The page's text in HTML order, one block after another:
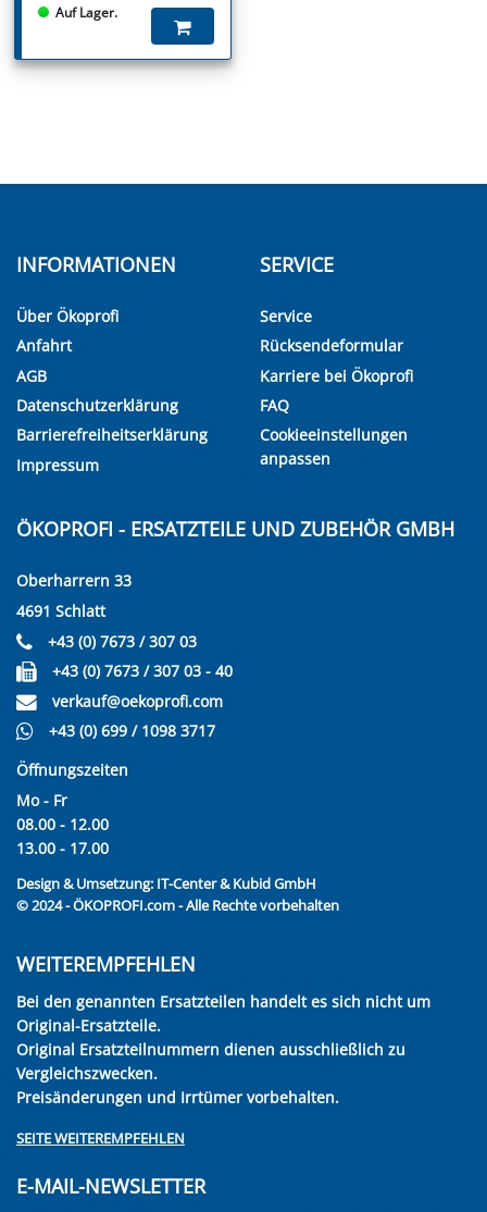
Auf Lager.
INFORMATIONEN
Über Ökoprofi
Anfahrt
AGB
Datenschutzerklärung
Barrierefreiheitserklärung
Impressum
SERVICE
Service
Rücksendeformular
Karriere bei Ökoprofi
FAQ
Cookieeinstellungen
anpassen
ÖKOPROFI - ERSATZTEILE UND ZUBEHÖR GMBH
Oberharrern 33
4691 Schlatt
+43 (0) 7673 / 307 03
+43 (0) 7673 / 307 03 - 40
verkauf@oekoprofi.com
+43 (0) 699 / 1098 3717
Öffnungszeiten
Mo - Fr
08.00 - 12.00
13.00 - 17.00
Design & Umsetzung: IT-Center & Kubid GmbH
© 2024 - ÖKOPROFI.com - Alle Rechte vorbehalten
WEITEREMPFEHLEN
Bei den genannten Ersatzteilen handelt es sich nicht um
Original-Ersatzteile.
Original Ersatzteilnummern dienen ausschließlich zu
Vergleichszwecken.
Preisänderungen und Irrtümer vorbehalten.
SEITE WEITEREMPFEHLEN
E-MAIL-NEWSLETTER